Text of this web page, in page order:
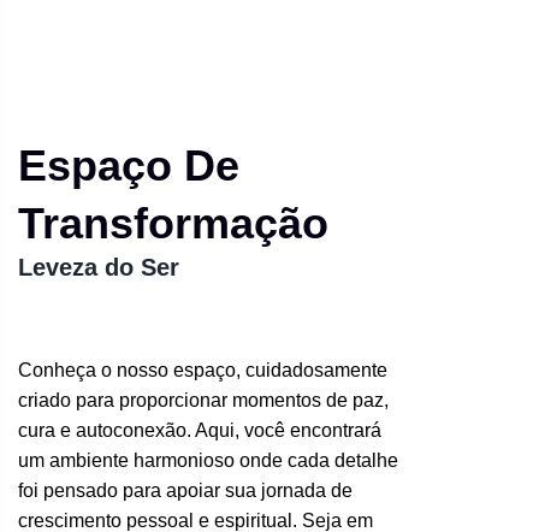
Espaço De
Transformação
Leveza do Ser
Conheça o nosso espaço, cuidadosamente
criado para proporcionar momentos de paz,
cura e autoconexão. Aqui, você encontrará
um ambiente harmonioso onde cada detalhe
foi pensado para apoiar sua jornada de
crescimento pessoal e espiritual. Seja em